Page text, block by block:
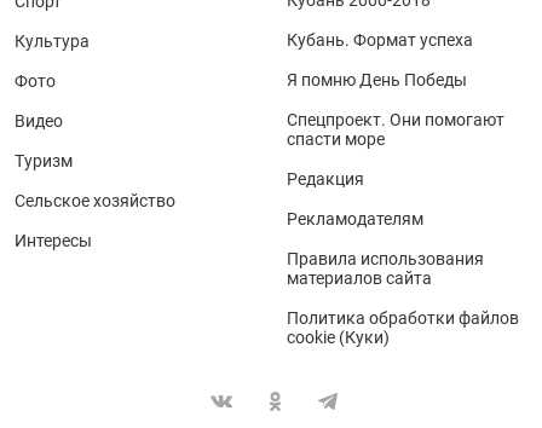
Культура
Фото
Видео
Туризм
Сельское хозяйство
Интересы
Кубань. Формат успеха
Я помню День Победы
Спецпроект. Они помогают
спасти море
Редакция
Рекламодателям
Правила использования
материалов сайта
Политика обработки файлов
cookie (Куки)